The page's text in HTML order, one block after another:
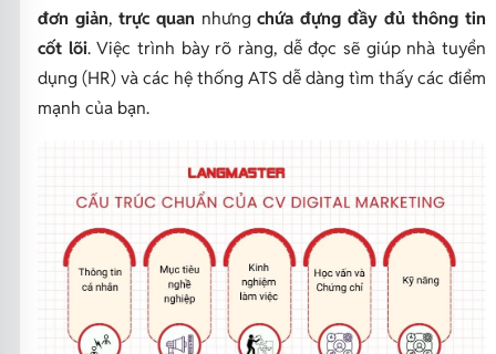
đơn giản, trực quan nhưngchứa đựng đầy đủ thông tin
cốt lõi. Việc trình bày rõ ràng, dễ đọc sẽ giúp nhà tuyển
dụng (HR) và các hệ thống ATS dễ dàng tìm thấy các điểm
mạnh của bạn.